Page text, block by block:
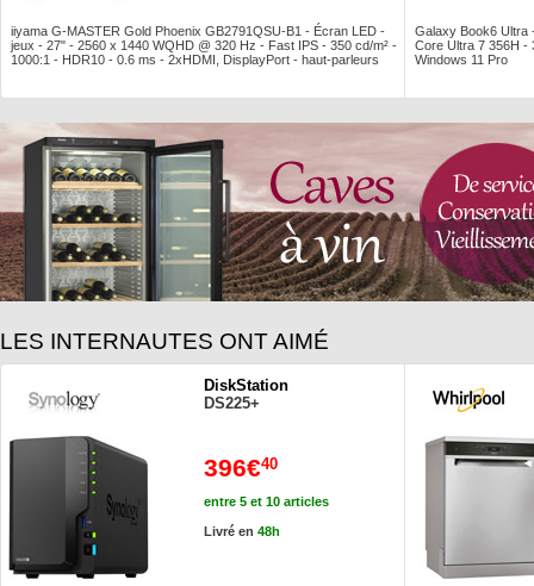
iiyama G-MASTER Gold Phoenix GB2791QSU-B1 - Écran LED -
jeux - 27" - 2560 x 1440 WQHD @ 320 Hz - Fast IPS - 350 cd/m² -
1000:1 - HDR10 - 0.6 ms - 2xHDMI, DisplayPort - haut-parleurs
Galaxy Book6 Ultra
Core Ultra 7 356H -
Windows 11 Pro
LES INTERNAUTES ONT AIMÉ
396€40
entre 5 et 10 articles
Livré en 48h
DiskStation
DS225+